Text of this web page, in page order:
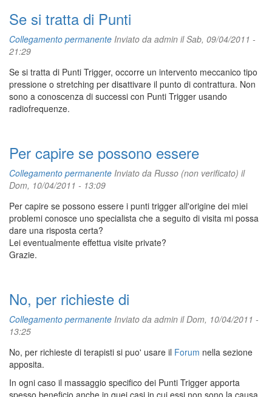
Se si tratta di Punti
Collegamento permanente Inviato da admin il Sab, 09/04/2011 -
21:29
Se si tratta di Punti Trigger, occorre un intervento meccanico tipo
pressione o stretching per disattivare il punto di contrattura. Non
sono a conoscenza di successi con Punti Trigger usando
radiofrequenze.
Per capire se possono essere
Collegamento permanente Inviato da Russo (non verificato) il
Dom, 10/04/2011 - 13:09
Per capire se possono essere i punti trigger all'origine dei miei
problemi conosce uno specialista che a seguito di visita mi possa
dare una risposta certa?
Lei eventualmente effettua visite private?
Grazie.
No, per richieste di
Collegamento permanente Inviato da admin il Dom, 10/04/2011 -
13:25
No, per richieste di terapisti si puo' usare il Forum nella sezione
apposita.
In ogni caso il massaggio specifico dei Punti Trigger apporta